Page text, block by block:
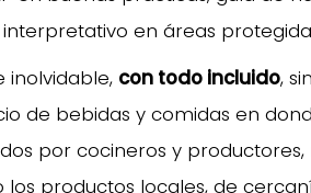
interpretativo en áreas
inolvidable, con todo incluido,
de bebidas y comidas en
por cocineros y
los productos locales, de